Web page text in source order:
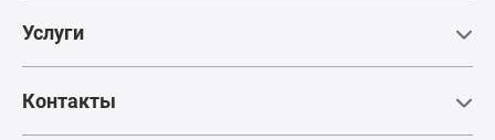
Услуги
Контакты